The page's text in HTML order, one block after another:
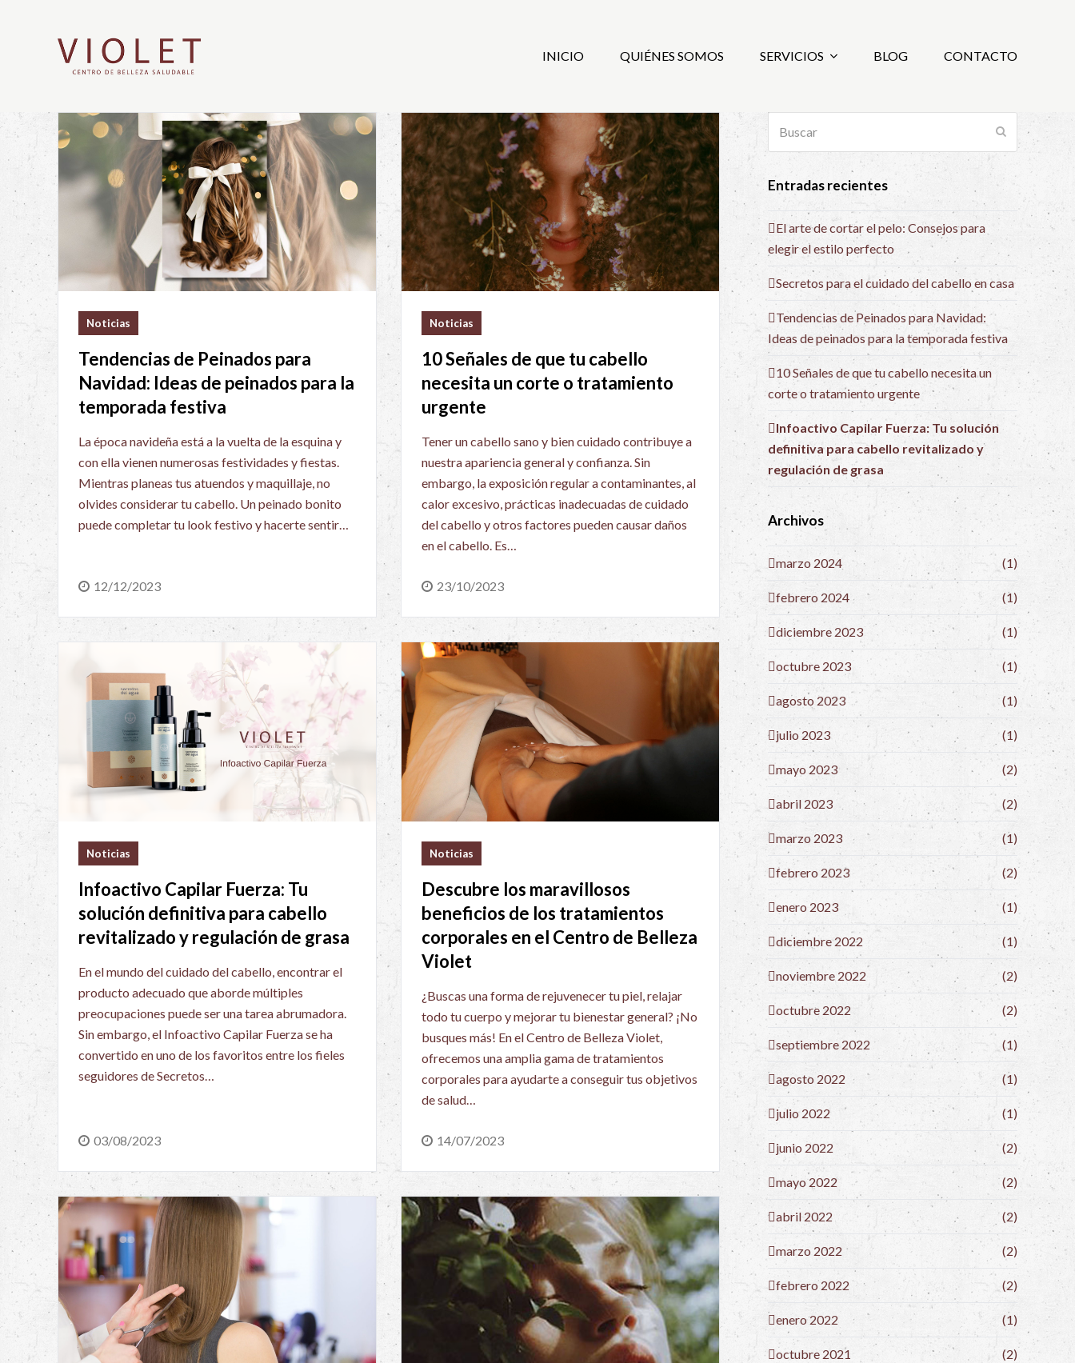
INICIO QUIÉNES SOMOS SERVICIOS BLOG CONTACTO
Noticias
Tendencias de Peinados para
Navidad: Ideas de peinados para la
temporada festiva
La época navideña está a la vuelta de la esquina y
con ella vienen numerosas festividades y fiestas.
Mientras planeas tus atuendos y maquillaje, no
olvides considerar tu cabello. Un peinado bonito
puede completar tu look festivo y hacerte sentir…
12/12/2023
Noticias
10 Señales de que tu cabello
necesita un corte o tratamiento
urgente
Tener un cabello sano y bien cuidado contribuye a
nuestra apariencia general y confianza. Sin
embargo, la exposición regular a contaminantes, al
calor excesivo, prácticas inadecuadas de cuidado
del cabello y otros factores pueden causar daños
en el cabello. Es…
23/10/2023
Noticias
Infoactivo Capilar Fuerza: Tu
solución definitiva para cabello
revitalizado y regulación de grasa
En el mundo del cuidado del cabello, encontrar el
producto adecuado que aborde múltiples
preocupaciones puede ser una tarea abrumadora.
Sin embargo, el Infoactivo Capilar Fuerza se ha
convertido en uno de los favoritos entre los fieles
seguidores de Secretos…
03/08/2023
Noticias
Descubre los maravillosos
beneficios de los tratamientos
corporales en el Centro de Belleza
Violet
¿Buscas una forma de rejuvenecer tu piel, relajar
todo tu cuerpo y mejorar tu bienestar general? ¡No
busques más! En el Centro de Belleza Violet,
ofrecemos una amplia gama de tratamientos
corporales para ayudarte a conseguir tus objetivos
de salud…
14/07/2023
Enviar
Entradas recientes
El arte de cortar el pelo: Consejos para
elegir el estilo perfecto
Secretos para el cuidado del cabello en casa
Tendencias de Peinados para Navidad:
Ideas de peinados para la temporada festiva
10 Señales de que tu cabello necesita un
corte o tratamiento urgente
Infoactivo Capilar Fuerza: Tu solución
definitiva para cabello revitalizado y
regulación de grasa
Archivos
marzo 2024 (1)
febrero 2024 (1)
diciembre 2023 (1)
octubre 2023 (1)
agosto 2023 (1)
julio 2023 (1)
mayo 2023 (2)
abril 2023 (2)
marzo 2023 (1)
febrero 2023 (2)
enero 2023 (1)
diciembre 2022 (1)
noviembre 2022 (2)
octubre 2022 (2)
septiembre 2022 (1)
agosto 2022 (1)
julio 2022 (1)
junio 2022 (2)
mayo 2022 (2)
abril 2022 (2)
marzo 2022 (2)
febrero 2022 (2)
enero 2022 (1)
octubre 2021 (2)